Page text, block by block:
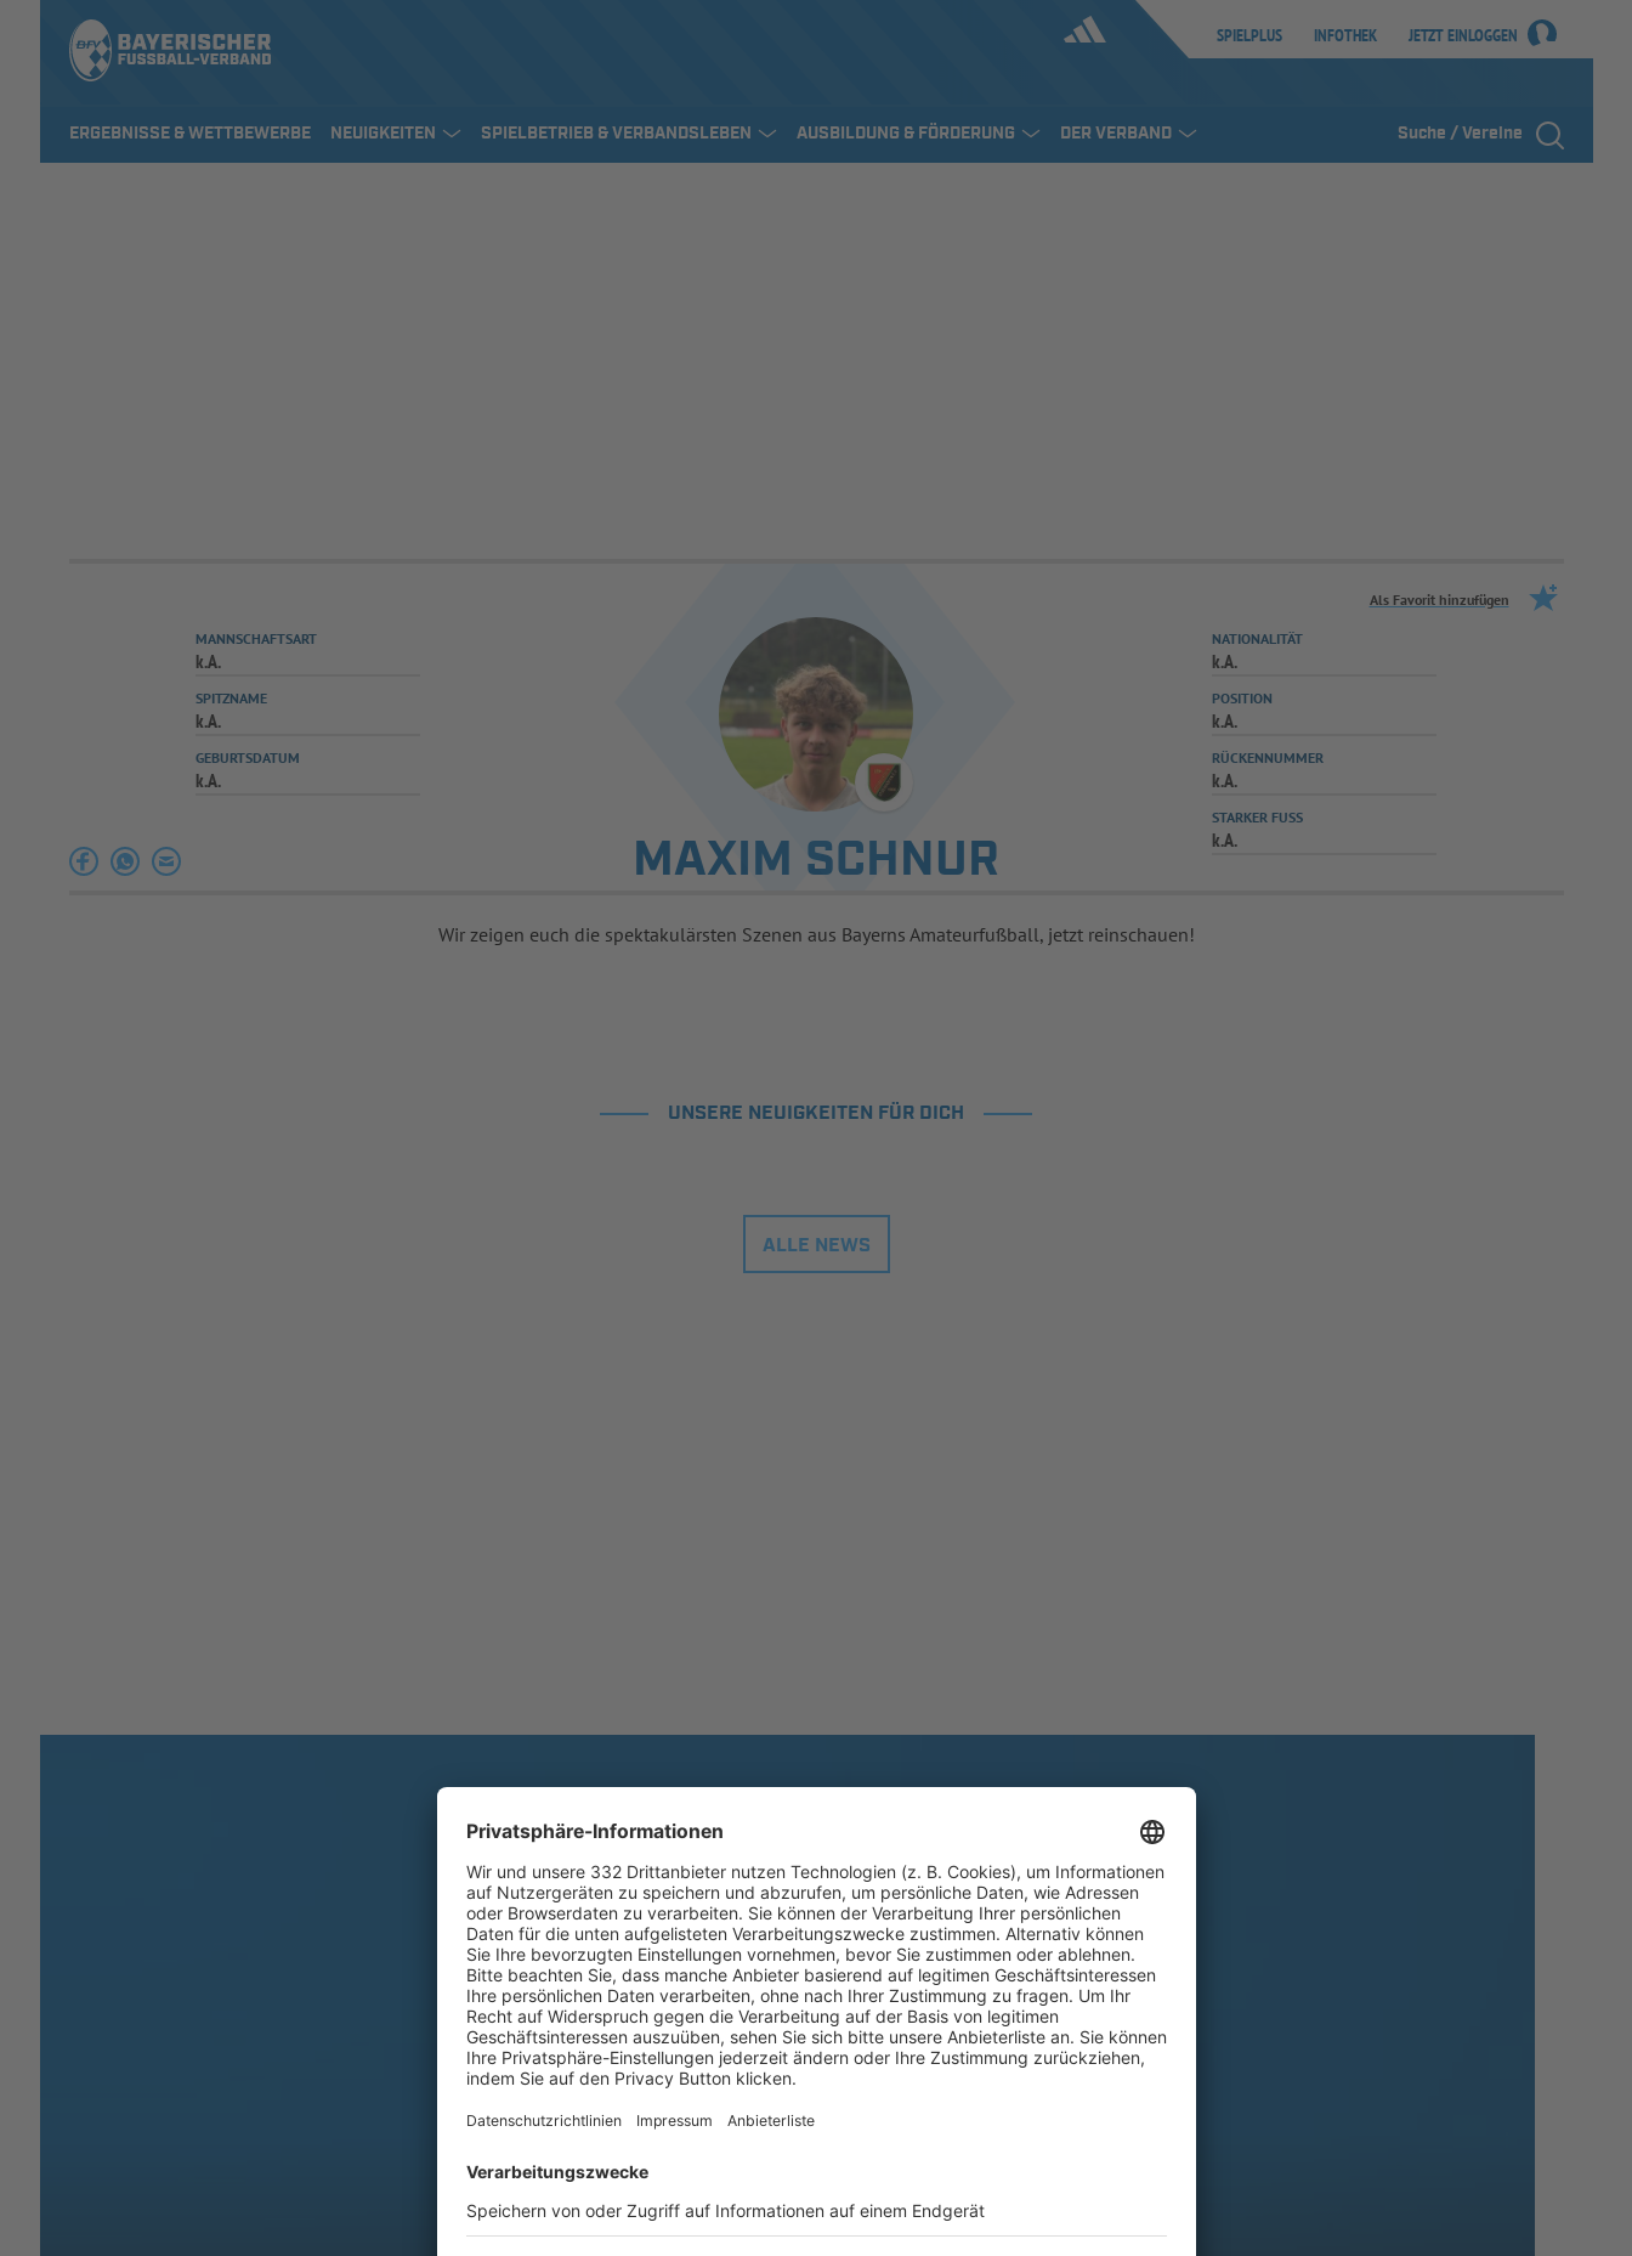
SPIELPLUS INFOTHEK JETZT EINLOGGEN
ERGEBNISSE & WETTBEWERBE NEUIGKEITEN SPIELBETRIEB & VERBANDSLEBEN AUSBILDUNG & FÖRDERUNG DER VERBAND Suche / Vereine
Als Favorit hinzufügen
MAXIM SCHNUR
MANNSCHAFTSART
k.A.
SPITZNAME
k.A.
GEBURTSDATUM
k.A.
NATIONALITÄT
k.A.
POSITION
k.A.
RÜCKENNUMMER
k.A.
STARKER FUSS
k.A.
Wir zeigen euch die spektakulärsten Szenen aus Bayerns Amateurfußball, jetzt reinschauen!
UNSERE NEUIGKEITEN FÜR DICH
ALLE NEWS